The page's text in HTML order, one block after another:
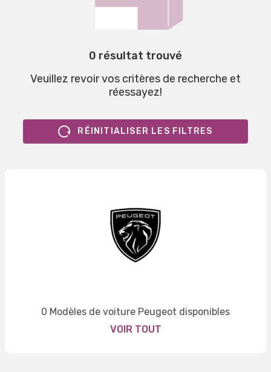
0 résultat trouvé
Veuillez revoir vos critères de recherche et
réessayez!
RÉINITIALISER LES FILTRES
0 Modèles de voiture Peugeot disponibles
VOIR TOUT